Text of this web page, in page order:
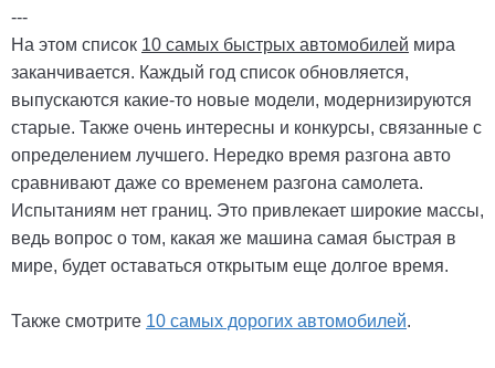
---
На этом список 10 самых быстрых автомобилей мира
заканчивается. Каждый год список обновляется,
выпускаются какие-то новые модели, модернизируются
старые. Также очень интересны и конкурсы, связанные с
определением лучшего. Нередко время разгона авто
сравнивают даже со временем разгона самолета.
Испытаниям нет границ. Это привлекает широкие массы,
ведь вопрос о том, какая же машина самая быстрая в
мире, будет оставаться открытым еще долгое время.
Также смотрите 10 самых дорогих автомобилей.